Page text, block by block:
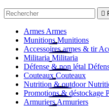

Armes Armes
Munitions Munitions
Accessoires armes & tir
Militaria Militaria
Défense & non létal
Couteaux Couteaux
Nutrition & outdoor
Promotions & déstockage
Armuriers Armuriers